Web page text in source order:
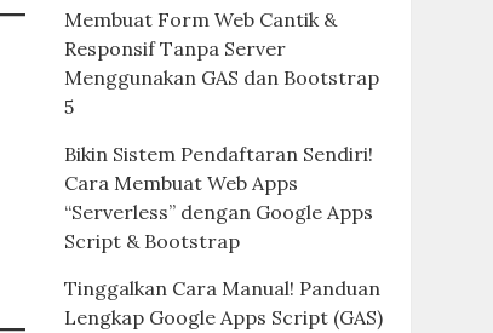
Membuat Form Web Cantik &
Responsif Tanpa Server
Menggunakan GAS dan Bootstrap
5
Bikin Sistem Pendaftaran Sendiri!
Cara Membuat Web Apps
“Serverless” dengan Google Apps
Script & Bootstrap
Tinggalkan Cara Manual! Panduan
Lengkap Google Apps Script (GAS)